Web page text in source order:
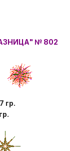
№ 802
гр.